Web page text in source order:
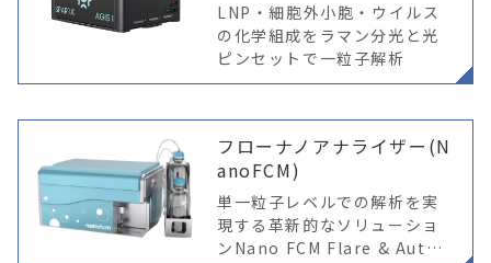
LNP・細胞外小胞・ウイルス
の化学組成をラマン分光と光
ピンセットで一粒子解析
フローナノアナライザー(N
anoFCM)
単一粒子レベルでの解析を実
現する革新的なソリューショ
ンNano FCM Flare & Auto2